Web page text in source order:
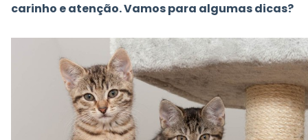
carinho e atenção. Vamos para algumas dicas?